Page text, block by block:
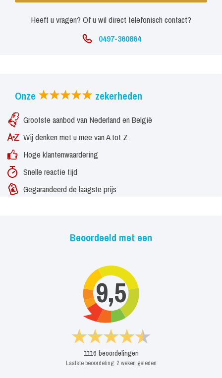
Heeft u vragen? Of u wil direct telefonisch contact?
0497-360864
Onze zekerheden
Grootste aanbod van Nederland en België
Wij denken met u mee van A tot Z
Hoge klantenwaardering
Snelle reactie tijd
Gegarandeerd de laagste prijs
Beoordeeld met een
9,5
1116 beoordelingen
Laatste beoordeling: 2 weken geleden